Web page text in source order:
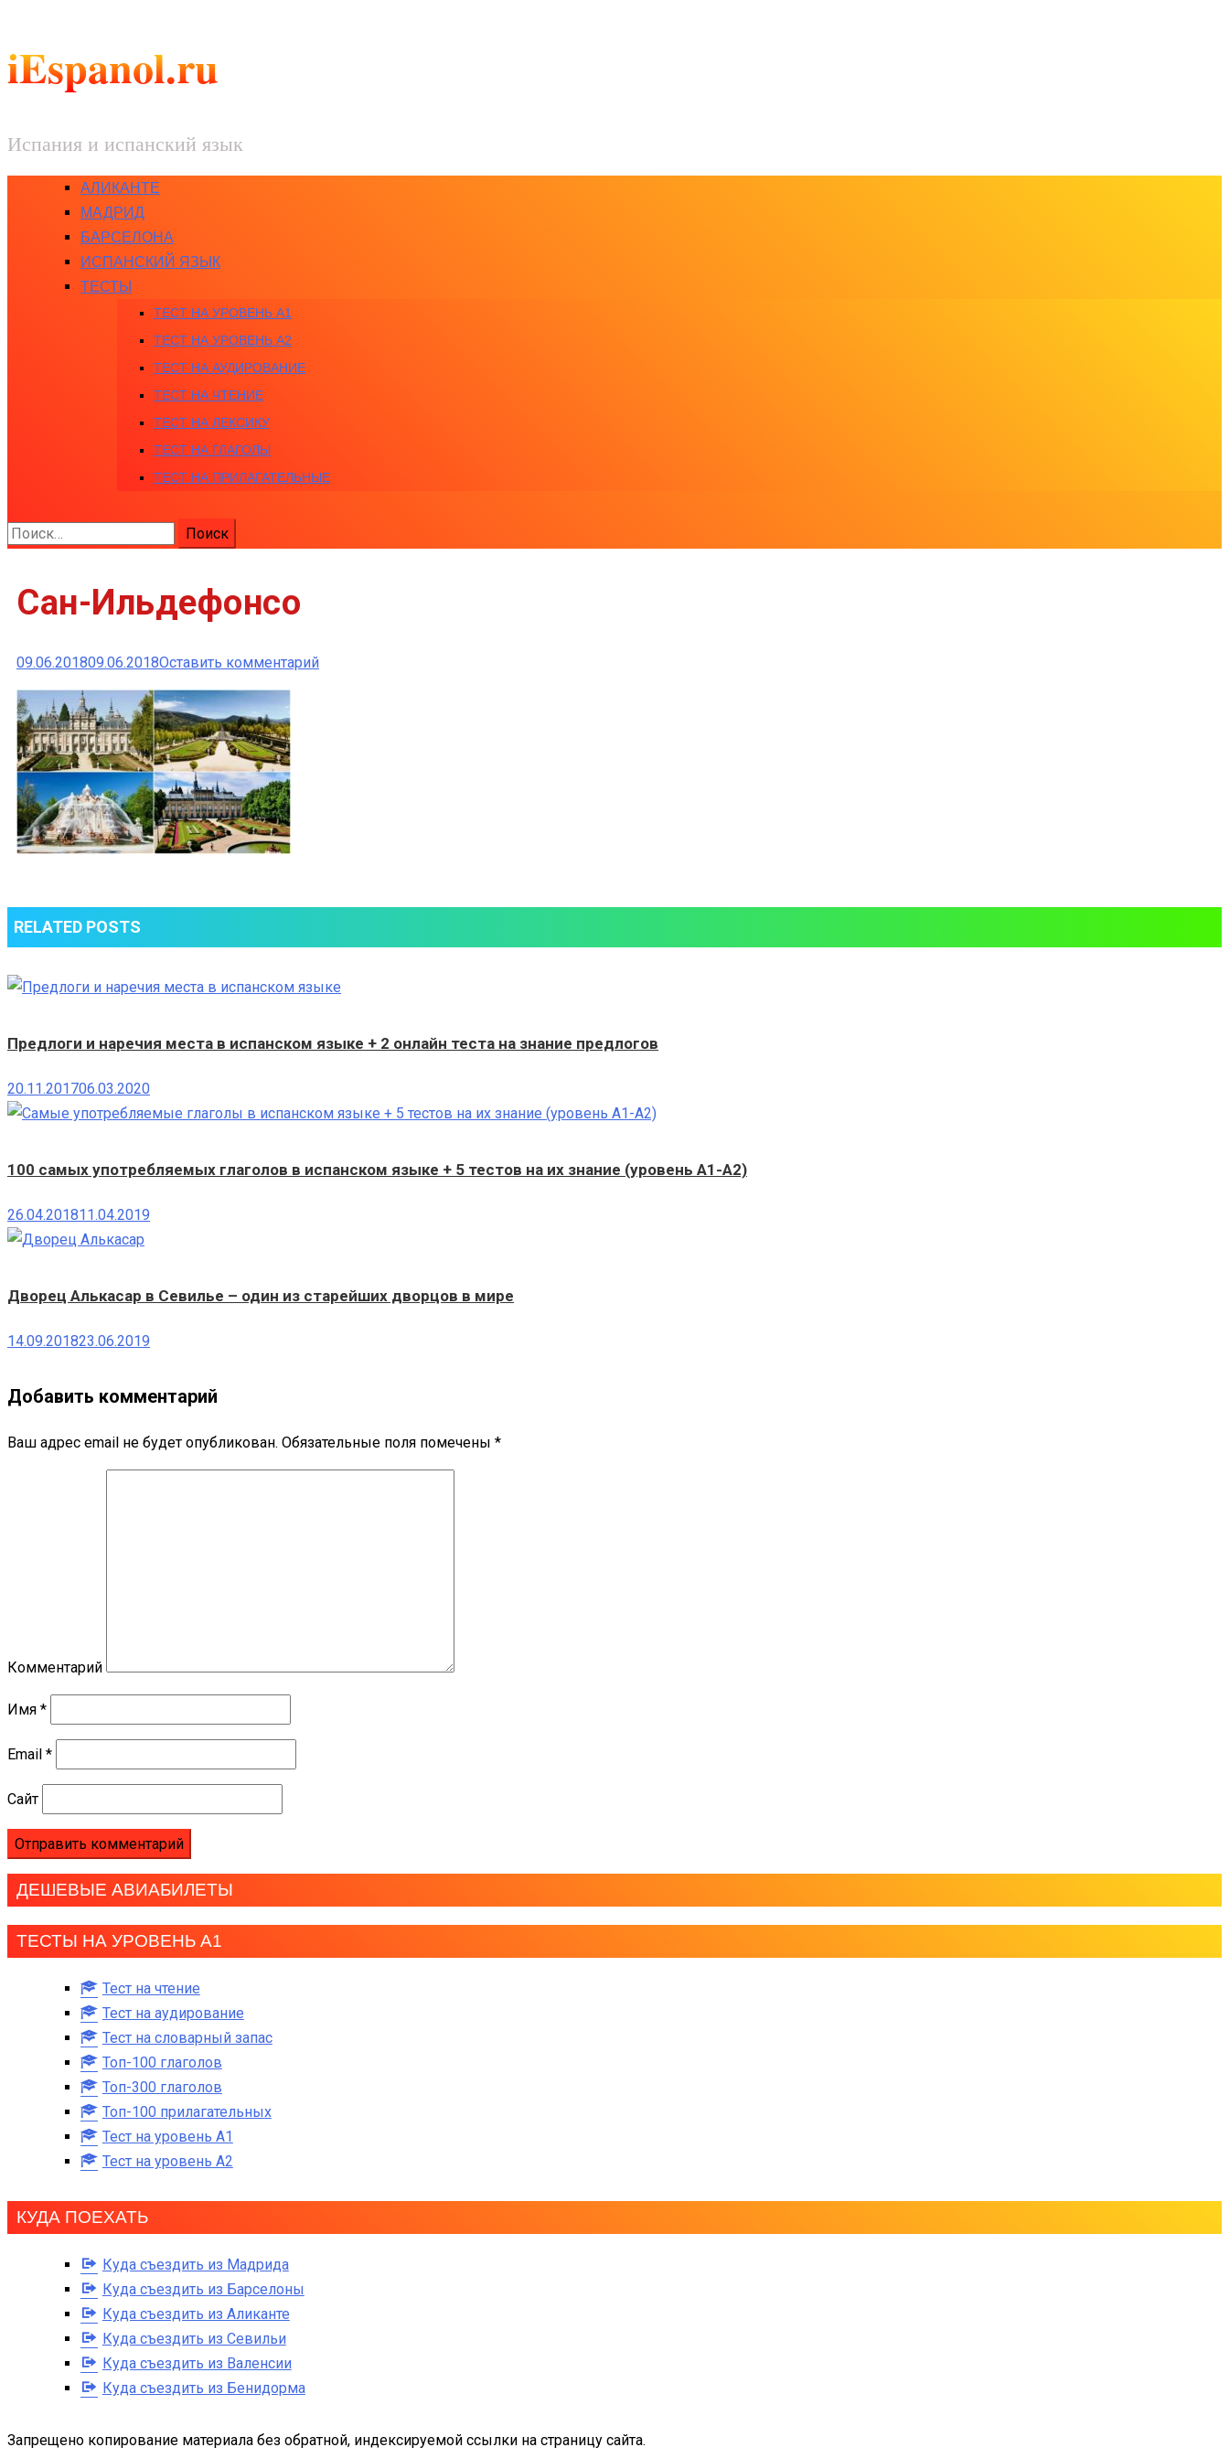
iEspanol.ru
Испания и испанский язык
АЛИКАНТЕ
МАДРИД
БАРСЕЛОНА
ИСПАНСКИЙ ЯЗЫК
ТЕСТЫ
ТЕСТ НА УРОВЕНЬ A1
ТЕСТ НА УРОВЕНЬ A2
ТЕСТ НА АУДИРОВАНИЕ
ТЕСТ НА ЧТЕНИЕ
ТЕСТ НА ЛЕКСИКУ
ТЕСТ НА ГЛАГОЛЫ
ТЕСТ НА ПРИЛАГАТЕЛЬНЫЕ
Найти:
Сан-Ильдефонсо
09.06.201809.06.2018Оставить комментарийк
RELATED POSTS
Предлоги и наречия места в испанском языке + 2 онлайн теста на знание предлогов
20.11.201706.03.2020
100 самых употребляемых глаголов в испанском языке + 5 тестов на их знание (уровень A1-A2)
26.04.201811.04.2019
Дворец Алькасар в Севилье – один из старейших дворцов в мире
14.09.201823.06.2019
Добавить комментарий
Ваш адрес email не будет опубликован. Обязательные поля помечены *
Комментарий
Имя *
Email *
Сайт
ДЕШЕВЫЕ АВИАБИЛЕТЫ
ТЕСТЫ НА УРОВЕНЬ А1
Тест на чтение
Тест на аудирование
Тест на словарный запас
Топ-100 глаголов
Топ-300 глаголов
Топ-100 прилагательных
Тест на уровень A1
Тест на уровень A2
КУДА ПОЕХАТЬ
Куда съездить из Мадрида
Куда съездить из Барселоны
Куда съездить из Аликанте
Куда съездить из Севильи
Куда съездить из Валенсии
Куда съездить из Бенидорма
Запрещено копирование материала без обратной, индексируемой ссылки на страницу сайта.